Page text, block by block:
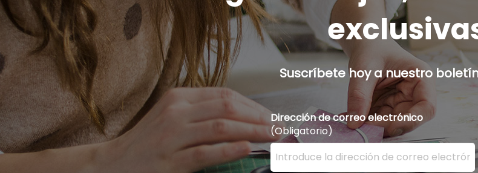
Suscríbete hoy a nuestro
Dirección de correo electrónico
(Obligatorio)
Ingrese su dirección de correo electrónico